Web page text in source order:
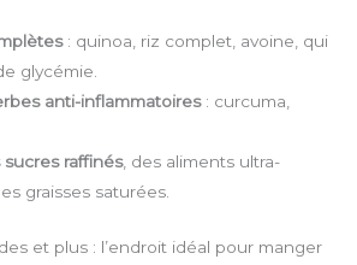
: quinoa, riz complet, avoine, qui
glycémie.
anti-inflammatoires: curcuma,
raffinés, des aliments ultra-
graisses saturées.
et plus : l’endroit idéal pour manger